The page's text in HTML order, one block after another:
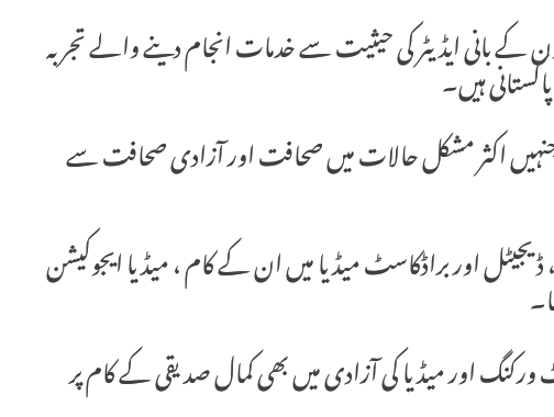
کے بانی ایڈیٹر کی حیثیت سے خدمات انجام دینے والے تجربہ
ہیں۔
اکثر مشکل حالات میں صحافت اور آزادی صحافت سے
اور براڈکاسٹ میڈیا میں ان کے کام ، میڈیا ایجوکیشن
ورکنگ اور میڈیا کی آزادی میں بھی کمال صدیقی کے کام پر